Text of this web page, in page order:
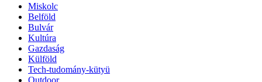
Miskolc
Belföld
Bulvár
Kultúra
Gazdaság
Külföld
Tech-tudomány-kütyü
Outdoor